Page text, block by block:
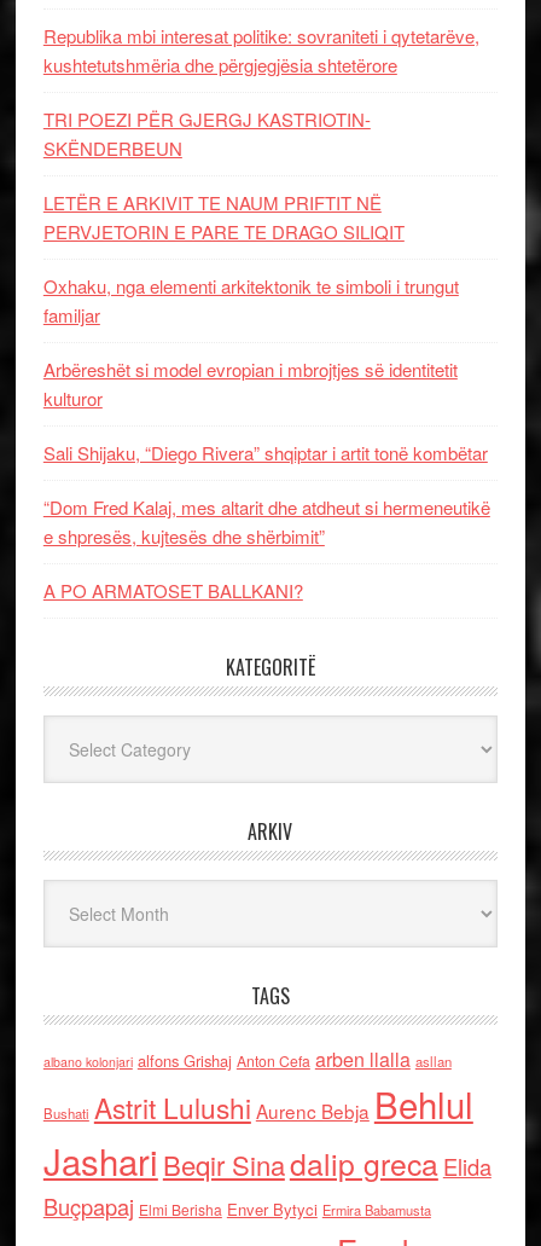
Republika mbi interesat politike: sovraniteti i qytetarëve,
kushtetutshmëria dhe përgjegjësia shtetërore
TRI POEZI PËR GJERGJ KASTRIOTIN-
SKËNDERBEUN
LETËR E ARKIVIT TE NAUM PRIFTIT NË
PERVJETORIN E PARE TE DRAGO SILIQIT
Oxhaku, nga elementi arkitektonik te simboli i trungut
familjar
Arbëreshët si model evropian i mbrojtjes së identitetit
kulturor
Sali Shijaku, “Diego Rivera” shqiptar i artit tonë kombëtar
“Dom Fred Kalaj, mes altarit dhe atdheut si hermeneutikë
e shpresës, kujtesës dhe shërbimit”
A PO ARMATOSET BALLKANI?
KATEGORITË
ARKIV
TAGS
albano kolonjari alfons Grishaj Anton Cefa arben llalla asllan
Bushati Astrit Lulushi Aurenc Bebja Behlul
Jashari Beqir Sinadalip grecaElida
Buçpapaj Elmi Berisha Enver Bytyci Ermira Babamusta